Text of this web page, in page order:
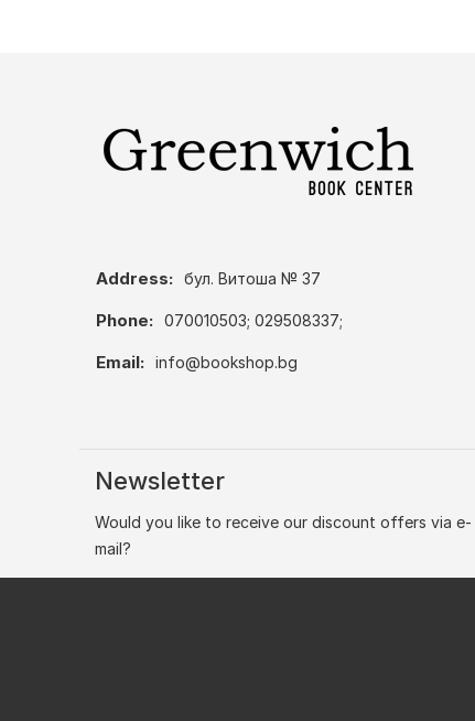
Address: бул. Витоша № 37
Phone: 070010503; 029508337;
Email: info@bookshop.bg
Newsletter
Would you like to receive our discount offers via e-
mail?